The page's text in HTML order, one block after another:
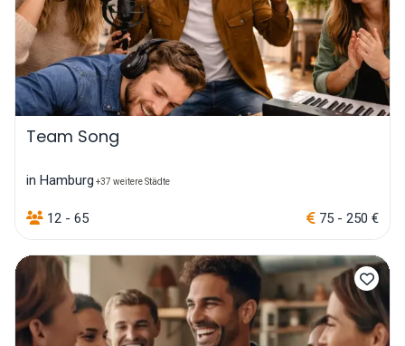
Team Song
in Hamburg +37 weitere Städte
12 - 65 75 - 250 €